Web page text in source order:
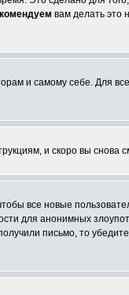
вам делать это
и самому себе. Для
и скоро вы снова
все новые
для анонимных
письмо, то